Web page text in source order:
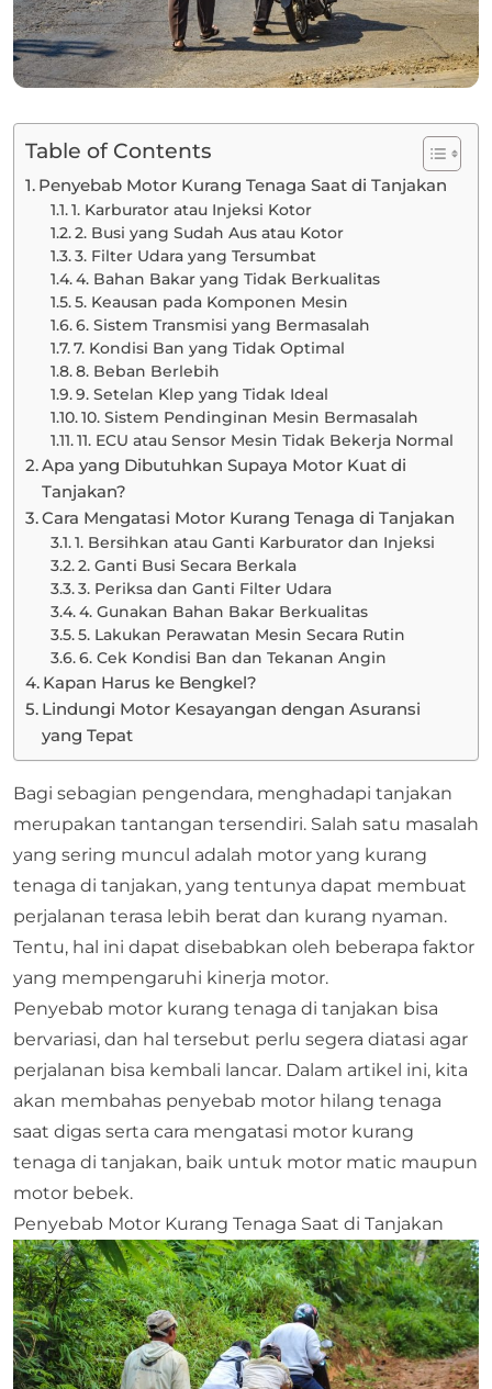
Table of Contents
Penyebab Motor Kurang Tenaga Saat di Tanjakan
1. Karburator atau Injeksi Kotor
2. Busi yang Sudah Aus atau Kotor
3. Filter Udara yang Tersumbat
4. Bahan Bakar yang Tidak Berkualitas
5. Keausan pada Komponen Mesin
6. Sistem Transmisi yang Bermasalah
7. Kondisi Ban yang Tidak Optimal
8. Beban Berlebih
9. Setelan Klep yang Tidak Ideal
10. Sistem Pendinginan Mesin Bermasalah
11. ECU atau Sensor Mesin Tidak Bekerja Normal
Apa yang Dibutuhkan Supaya Motor Kuat di
Tanjakan?
Cara Mengatasi Motor Kurang Tenaga di Tanjakan
1. Bersihkan atau Ganti Karburator dan Injeksi
2. Ganti Busi Secara Berkala
3. Periksa dan Ganti Filter Udara
4. Gunakan Bahan Bakar Berkualitas
5. Lakukan Perawatan Mesin Secara Rutin
6. Cek Kondisi Ban dan Tekanan Angin
Kapan Harus ke Bengkel?
Lindungi Motor Kesayangan dengan Asuransi
yang Tepat
Bagi sebagian pengendara, menghadapi tanjakan
merupakan tantangan tersendiri. Salah satu masalah
yang sering muncul adalah motor yang kurang
tenaga di tanjakan, yang tentunya dapat membuat
perjalanan terasa lebih berat dan kurang nyaman.
Tentu, hal ini dapat disebabkan oleh beberapa faktor
yang mempengaruhi kinerja motor.
Penyebab motor kurang tenaga di tanjakan bisa
bervariasi, dan hal tersebut perlu segera diatasi agar
perjalanan bisa kembali lancar. Dalam artikel ini, kita
akan membahas penyebab motor hilang tenaga
saat digas serta cara mengatasi motor kurang
tenaga di tanjakan, baik untuk motor matic maupun
motor bebek.
Penyebab Motor Kurang Tenaga Saat di Tanjakan